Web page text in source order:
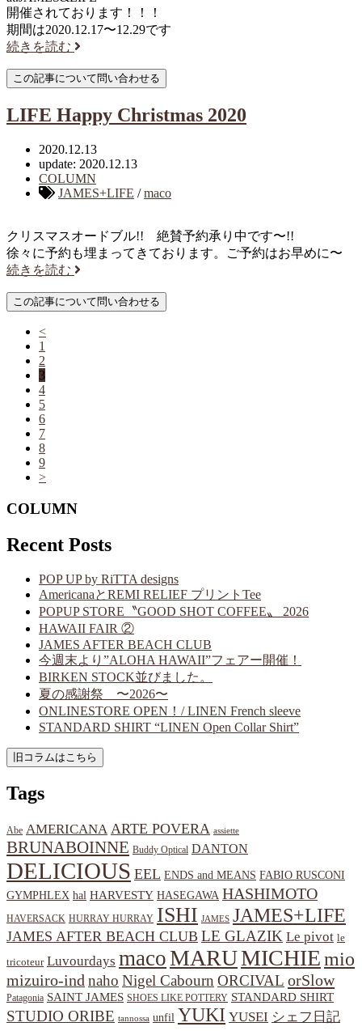
開催されております！！！
期間は2020.12.17〜12.29です
続きを読む
LIFE Happy Christmas 2020
2020.12.13
update: 2020.12.13
COLUMN
JAMES+LIFE /maco
クリスマスオードブル!! 絶賛予約承り中です〜!!
徐々に予約も埋まってきております。ご予約はお早めに〜
続きを読む
<
1
2
3
4
5
6
7
8
9
>
COLUMN
Recent Posts
POP UP by RiTTA designs
AmericanaとREMI RELIEF プリントTee
POPUP STORE〝GOOD SHOT COFFEE〟 2026
HAWAII FAIR ②
JAMES AFTER BEACH CLUB
今週末より”ALOHA HAWAII”フェアー開催！
BIRKEN STOCK並びました。
夏の感謝祭 〜2026〜
ONLINESTORE OPEN！/ LINEN French sleeve
STANDARD SHIRT “LINEN Open Collar Shirt”
Tags
Abe AMERICANA ARTE POVERA assiette
BRUNABOINNE Buddy Optical DANTON
DELICIOUS EEL ENDS and MEANS FABIO RUSCONI
GYMPHLEX hal HARVESTY HASEGAWA HASHIMOTO
HAVERSACK HURRAY HURRAY ISHI JAMES JAMES+LIFE
JAMES AFTER BEACH CLUB LE GLAZIK Le pivot le
tricoteur Luvourdays macoMARUMICHIEmio
mizuiro-indnaho Nigel Cabourn ORCIVAL orSlow
Patagonia SAINT JAMES SHOES LIKE POTTERY STANDARD SHIRT
STUDIO ORIBE tannossa unfil YUKI YUSEI シェフ日記